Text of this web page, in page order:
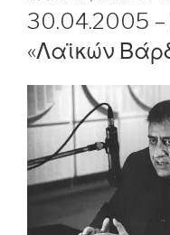
ON
30.04.2005
«Λαϊκών